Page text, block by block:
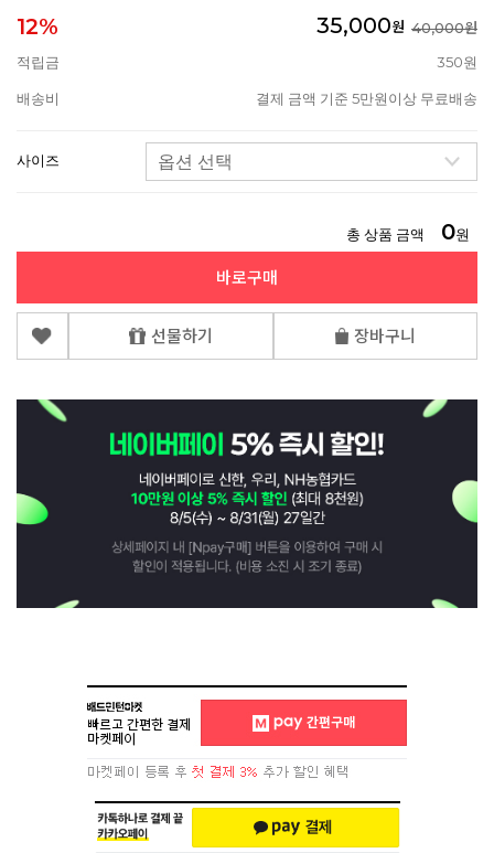
12% 35,000원 40,000원
적립금
350원
배송비 결제 금액 기준 5만원이상 무료배송
사이즈
총 상품 금액 0원
바로구매
선물하기 장바구니